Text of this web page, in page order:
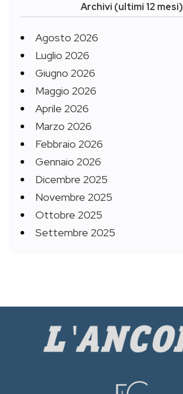
Archivi (ultimi 12 mesi)
Agosto 2026
Luglio 2026
Giugno 2026
Maggio 2026
Aprile 2026
Marzo 2026
Febbraio 2026
Gennaio 2026
Dicembre 2025
Novembre 2025
Ottobre 2025
Settembre 2025